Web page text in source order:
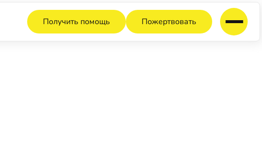
Получить помощь Пожертвовать